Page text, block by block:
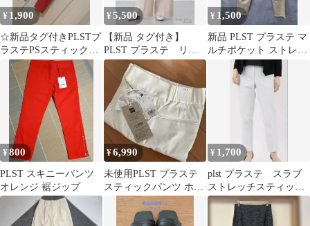
¥ 1,900
☆新品タグ付きPLSTプ
ラステPSスティックパ
ンツ(コットンブレン
ド)S☆
¥5,500
【新品 タグ付き】
PLST プラステ リネ
ン ワイドパンツ
¥ 1,500
新品 PLST プラステ マ
ルチポケット ストレッ
チ スリムテーパード カ
ーゴ パンツ size0/ライ
トベージュ ■◇◎レデ
¥800
PLST スキニーパンツ
オレンジ 裾ジップ
¥6,990
未使用PLST プラステ
スティックパンツ ホワ
¥ 1,700
plst プラステ スラブ
ストレッチスティック
パンツ M